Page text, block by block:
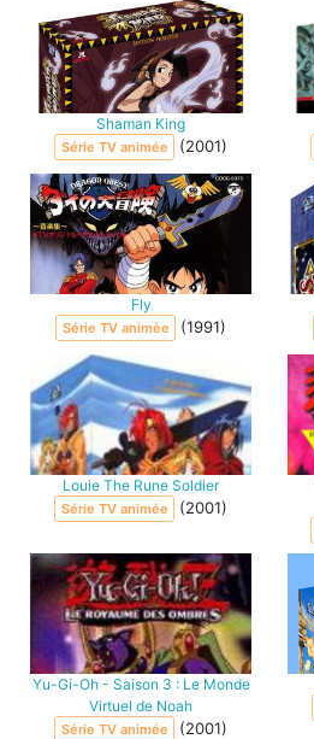
Shaman King
Série TV animée (2001)
Fly
Série TV animée (1991)
Louie The Rune Soldier
Série TV animée (2001)
Yu-Gi-Oh - Saison 3 : Le Monde
Virtuel de Noah
Série TV animée (2001)